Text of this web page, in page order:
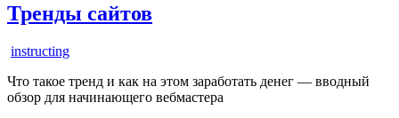
Тренды сайтов
instructing
Что такое тренд и как на этом заработать денег — вводный
обзор для начинающего вебмастера